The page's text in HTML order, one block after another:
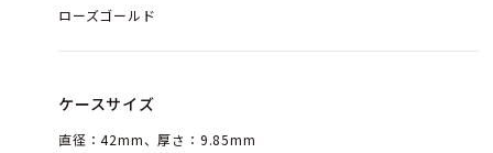
ローズゴールド
ケースサイズ
直径：42mm、厚さ：9.85mm